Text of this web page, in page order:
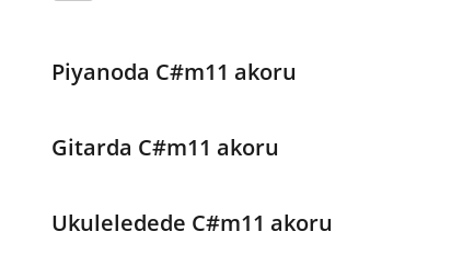
Piyanoda C#m11 akoru
Gitarda C#m11 akoru
Ukuleledede C#m11 akoru